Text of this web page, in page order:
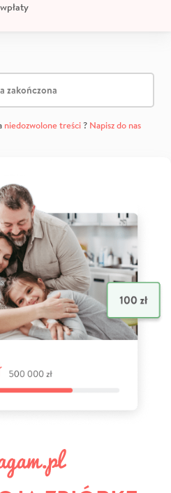
zakończona
niedozwolone treści? Napisz do nas